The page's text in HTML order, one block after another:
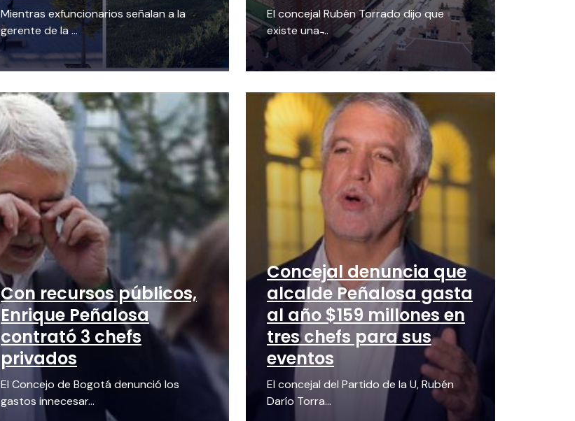
Mientras exfuncionarios señalan a la
gerente de la ...
El concejal Rubén Torrado dijo que
existe una ̵...
Con recursos públicos,
Enrique Peñalosa
contrató 3 chefs
privados
El Concejo de Bogotá denunció los
gastos innecesar...
Concejal denuncia que
alcalde Peñalosa gasta
al año $159 millones en
tres chefs para sus
eventos
El concejal del Partido de la U, Rubén
Darío Torra...